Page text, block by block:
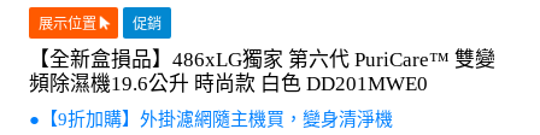
展示位置 促銷
【全新盒損品】486xLG獨家 第六代 PuriCare™ 雙變
頻除濕機19.6公升 時尚款 白色 DD201MWE0
●【9折加購】外掛濾網隨主機買，變身清淨機